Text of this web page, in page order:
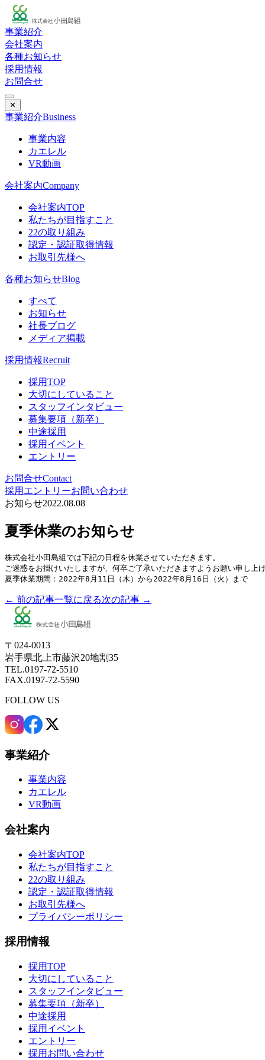
事業紹介
会社案内
各種お知らせ
採用情報
お問合せ
✕
事業紹介Business
事業内容
カエレル
VR動画
会社案内Company
会社案内TOP
私たちが目指すこと
22の取り組み
認定・認証取得情報
お取引先様へ
各種お知らせBlog
すべて
お知らせ
社長ブログ
メディア掲載
採用情報Recruit
採用TOP
大切にしていること
スタッフインタビュー
募集要項（新卒）
中途採用
採用イベント
エントリー
お問合せContact
採用エントリーお問い合わせ
お知らせ2022.08.08
夏季休業のお知らせ
株式会社小田島組では下記の日程を休業させていただきます。
ご迷惑をお掛けいたしますが、何卒ご了承いただきますようお願い申し上
夏季休業期間：2022年8月11日（木）から2022年8月16日（火）まで
← 前の記事一覧に戻る次の記事 →
〒024-0013
岩手県北上市藤沢20地割35
TEL.0197-72-5510
FAX.0197-72-5590
FOLLOW US
事業紹介
事業内容
カエレル
VR動画
会社案内
会社案内TOP
私たちが目指すこと
22の取り組み
認定・認証取得情報
お取引先様へ
プライバシーポリシー
採用情報
採用TOP
大切にしていること
スタッフインタビュー
募集要項（新卒）
中途採用
採用イベント
エントリー
採用お問い合わせ